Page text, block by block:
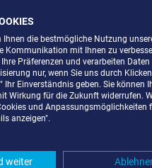
MIETEN IN
*
Ihnen die bestmögliche Nutzung
Kommunikation mit Ihnen zu
Präferenzen und verarbeiten
nur, wenn Sie uns durch
Einverständnis geben. Sie können
Wirkung für die Zukunft widerrufen.
und Anpassungsmöglichkeiten
anzeigen".
weiter